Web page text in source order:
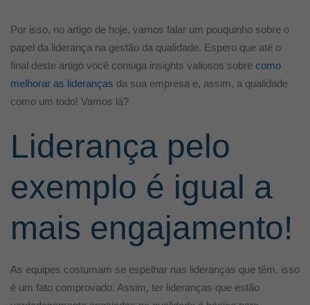
Por isso, no artigo de hoje, vamos falar um pouquinho sobre o
papel da liderança na gestão da qualidade. Espero que até o
final deste artigo você consiga insights valiosos sobre como
melhorar as lideranças da sua empresa e, assim, a qualidade
como um todo! Vamos lá?
Liderança pelo
exemplo é igual a
mais engajamento!
As equipes costumam se espelhar nas lideranças que têm, isso
é um fato comprovado. Assim, ter lideranças que estão